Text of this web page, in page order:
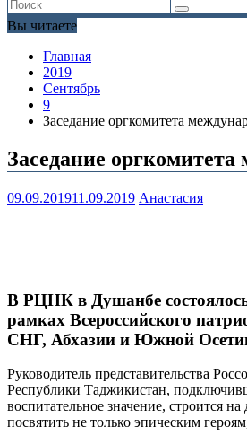
Вы читаете
Главная
2019
Сентябрь
9
Заседание оргкомитета
Заседание
09.09.201911.09.2019 Анастасия
В РЦНК в Душанбе
рамках Всероссийского
СНГ, Абхазии и Южной
Руководитель представительства
Республики Таджикистан,
воспитательное значение, строится
посвятить не только эпическим